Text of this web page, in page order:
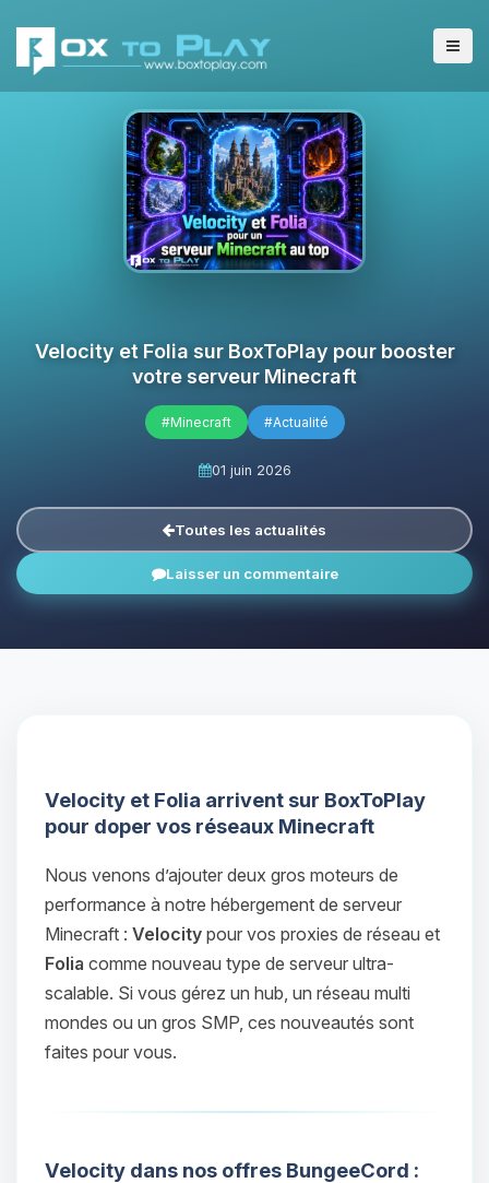
Velocity et Folia sur BoxToPlay pour booster
votre serveur Minecraft
#Minecraft #Actualité
01 juin 2026
Toutes les actualités
Laisser un commentaire
Velocity et Folia arrivent sur BoxToPlay
pour doper vos réseaux Minecraft
Nous venons d’ajouter deux gros moteurs de
performance à notre hébergement de serveur
Minecraft : Velocity pour vos proxies de réseau et
Folia comme nouveau type de serveur ultra-
scalable. Si vous gérez un hub, un réseau multi
mondes ou un gros SMP, ces nouveautés sont
faites pour vous.
Velocity dans nos offres BungeeCord :